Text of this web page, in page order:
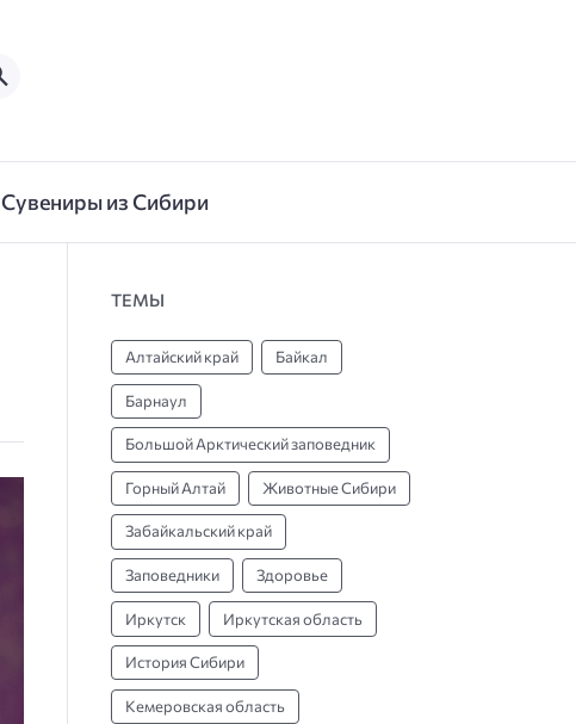
Сувениры из Сибири
ТЕМЫ
Алтайский край Байкал
Барнаул
Большой Арктический заповедник
Горный Алтай Животные Сибири
Забайкальский край
Заповедники Здоровье
Иркутск Иркутская область
История Сибири
Кемеровская область